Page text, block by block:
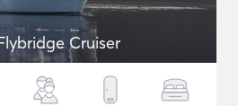
Cruiser